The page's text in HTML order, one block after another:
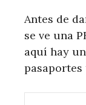
Antes de
se ve una
aquí hay